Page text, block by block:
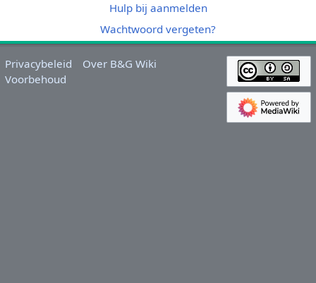
Hulp bij aanmelden
Wachtwoord vergeten?
Privacybeleid
Over B&G Wiki
Voorbehoud